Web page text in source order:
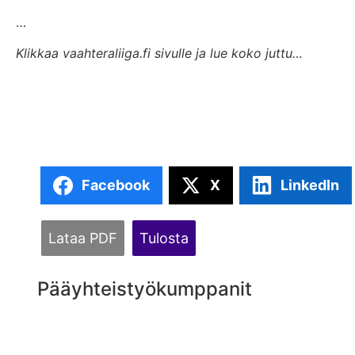
…
Klikkaa vaahteraliiga.fi sivulle ja lue koko juttu…
Facebook X LinkedIn
Lataa PDF Tulosta
Pääyhteistyökumppanit